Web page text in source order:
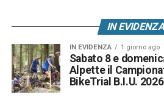
IN EVIDENZA
IN EVIDENZA 1 giorno ago
Sabato 8 e
Alpette il
BikeTrial B.I.U. 2026